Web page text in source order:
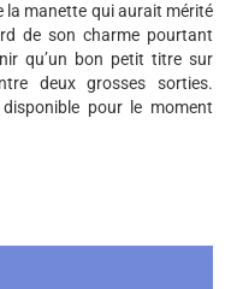
la manette qui aurait mérité
de son charme pourtant
qu’un bon petit titre sur
deux grosses sorties.
pour le moment